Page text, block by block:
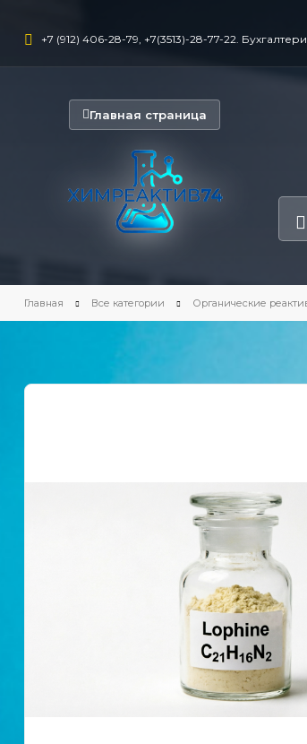
+7 (912) 406-28-79, +7(3513)-28-77-22.
Главная страница
Главная Все категории Органические